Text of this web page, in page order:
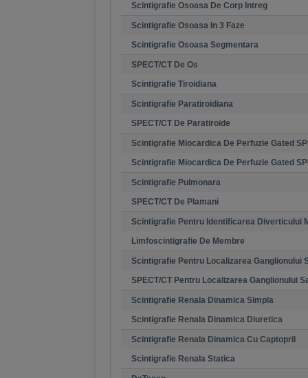
Scintigrafie Osoasa De Corp Intreg
Scintigrafie Osoasa In 3 Faze
Scintigrafie Osoasa Segmentara
SPECT/CT De Os
Scintigrafie Tiroidiana
Scintigrafie Paratiroidiana
SPECT/CT De Paratiroide
Scintigrafie Miocardica De Perfuzie Gated
Scintigrafie Miocardica De Perfuzie Gated
Scintigrafie Pulmonara
SPECT/CT De Plamani
Scintigrafie Pentru Identificarea Diverticului
Limfoscintigrafie De Membre
Scintigrafie Pentru Localizarea Ganglionului
SPECT/CT Pentru Localizarea Ganglionului
Scintigrafie Renala Dinamica Simpla
Scintigrafie Renala Dinamica Diuretica
Scintigrafie Renala Dinamica Cu Captopril
Scintigrafie Renala Statica